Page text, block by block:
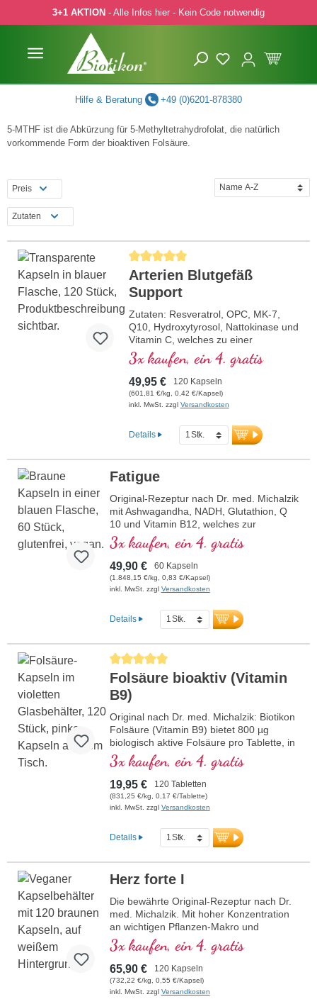
Hauptinhalt springen
Zur Suche springen
Zur Hauptnavigation springen
3+1 AKTION - Alle Infos hier - Kein Code notwendig
Hilfe & Beratung +49 (0)6201-878380
5-MTHF ist die Abkürzung für 5-Methyltetrahydrofolat, die natürlich
vorkommende Form der bioaktiven Folsäure.
Preis
Zutaten
Durchschnittliche Bewertung von 5 von 5
Arterien Blutgefäß
Support
Zutaten: Resveratrol, OPC, MK-7,
Q10, Hydroxytyrosol, Nattokinase und
Vitamin C, welches zu einer
normalen Kollagenbildung für eine
normale Funktion der Blutgefäße
beiträgt. Die B-Vitamine liegen in
bioaktiver Form vor.
3x kaufen, ein 4. gratis
49,95 € 120 Kapseln
(601,81 €/kg, 0,42 €/Kapsel)
inkl. MwSt. zzgl Versandkosten
Details
Fatigue
Original-Rezeptur nach Dr. med. Michalzik
mit Ashwagandha, NADH, Glutathion, Q
10 und Vitamin B12, welches zur
Verringerung von Müdigkeit und
Ermüdung beiträgt. 20 Jahre
Produktionserfahrung in Deutschland und
40-jährige Vitalstofferfahrung. Vegane
Kapselhüllen frei von Carrageen und PEG
Sicherheit. Verwendung von hochwertigen
Premiumextrakten.
3x kaufen, ein 4. gratis
49,90 € 60 Kapseln
(1.848,15 €/kg, 0,83 €/Kapsel)
inkl. MwSt. zzgl Versandkosten
Details
Durchschnittliche Bewertung von 5 von 5 Sternen
Folsäure bioaktiv (Vitamin
B9)
Original nach Dr. med. Michalzik: Biotikon
Folsäure (Vitamin B9) bietet 800 µg
biologisch aktive Folsäure pro Tablette, in
Form von Methyltetrahydrofolat (5-
MTHF), das besonders gut vom Körper
aufgenommen wird. Folsäure trägt zu
einer normalen Blutbildung und Funktion
des Immunsystems bei. Frei von jeglichen
aluminiumfreien Versiegelung verpackt.
Hergestellt in Deutschland unter höchsten
3x kaufen, ein 4. gratis
19,95 € 120 Tabletten
(831,25 €/kg, 0,17 €/Tablette)
inkl. MwSt. zzgl Versandkosten
Details
Herz forte I
Die bewährte Original-Rezeptur nach Dr.
med. Michalzik. Mit hoher Konzentration
an wichtigen Pflanzen-Makro und
Mikronährstoffen. Mit wertvollem OPC,
Q10, reinem Trans-Resveratrol, rotem
Ginseng, natürliches Vitamin E und vielen
weitere wichtige Mikronährstoffe. Optimal
ergänzt durch die Rezeptur Herz forte 2.
3x kaufen, ein 4. gratis
65,90 € 120 Kapseln
(732,22 €/kg, 0,55 €/Kapsel)
inkl. MwSt. zzgl Versandkosten